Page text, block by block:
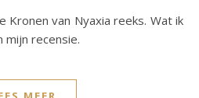
mijn recensie.